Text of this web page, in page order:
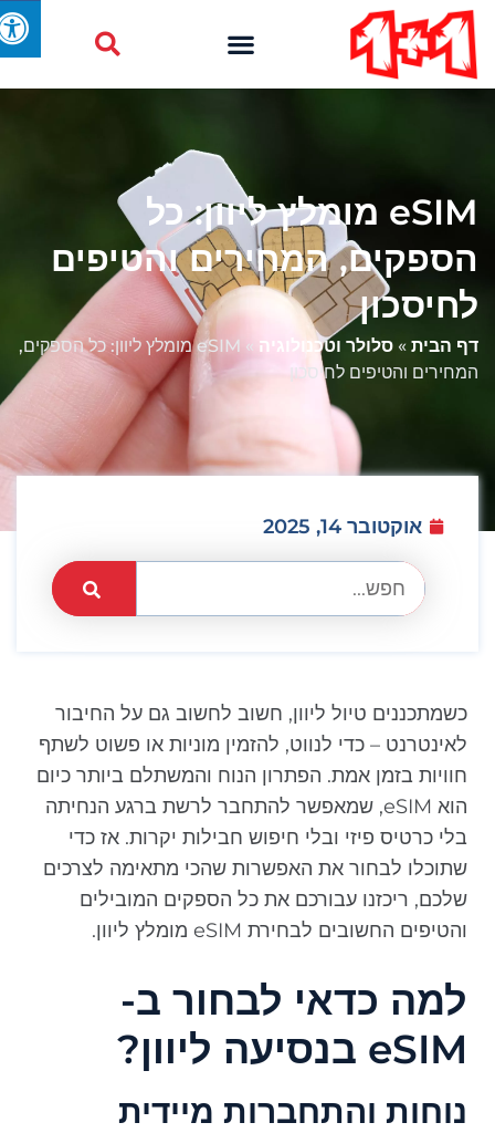
eSIM מומלץ ליוון: כל
הספקים, המחירים והטיפים
לחיסכון
דף הבית» סלולר וטכנולוגיה»
eSIM מומלץ ליוון: כל הספקים,
המחירים והטיפים לחיסכון
אוקטובר 14, 2025
כשמתכננים טיול ליוון, חשוב לחשוב גם על החיבור
לאינטרנט – כדי לנווט, להזמין מוניות או פשוט לשתף
חוויות בזמן אמת. הפתרון הנוח והמשתלם ביותר כיום
הוא eSIM, שמאפשר להתחבר לרשת ברגע הנחיתה
בלי כרטיס פיזי ובלי חיפוש חבילות יקרות. אז כדי
שתוכלו לבחור את האפשרות שהכי מתאימה לצרכים
שלכם, ריכזנו עבורכם את כל הספקים המובילים
והטיפים החשובים לבחירת eSIM מומלץ ליוון.
למה כדאי לבחור ב-
eSIM בנסיעה ליוון?
נוחות והתחברות מיידית